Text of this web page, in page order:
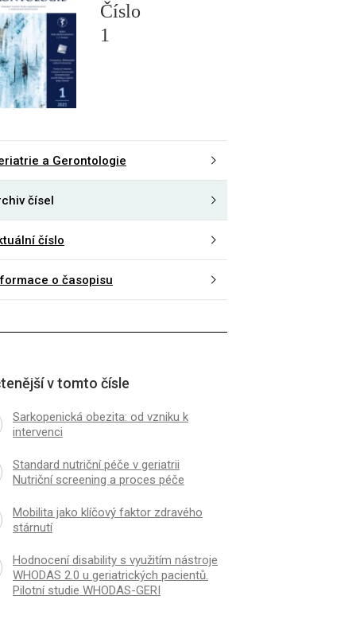
Číslo
1
a Gerontologie
čísel
číslo
o časopisu
v tomto čísle
Sarkopenická obezita: od vzniku k
intervenci
Standard nutriční péče v geriatrii
Nutriční screening a proces péče
Mobilita jako klíčový faktor zdravého
stárnutí
Hodnocení disability s využitím nástroje
WHODAS 2.0 u geriatrických pacientů.
Pilotní studie WHODAS-GERI